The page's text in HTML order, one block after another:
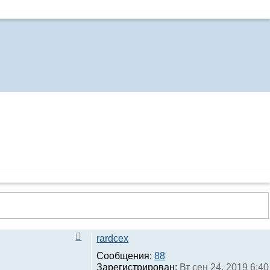
rardcex
Сообщения: 88
Зарегистрирован: Вт сен 24, 2019 6:40